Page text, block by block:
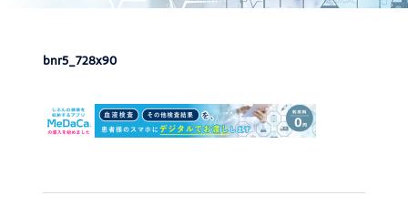
bnr5_728x90